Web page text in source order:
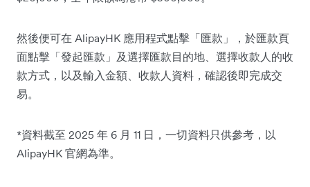
然後便可在 AlipayHK 應用程式點擊「匯款」，於匯款頁
面點擊「發起匯款」及選擇匯款目的地、選擇收款人的收
款方式，以及輸入金額、收款人資料，確認後即完成交
易。
*資料截至 2025 年 6 月 11 日，一切資料只供參考，以
AlipayHK 官網為準。